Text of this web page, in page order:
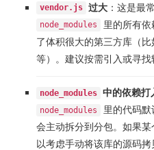
vendor.js 过大：这是最
node_modules
里的所有
了体积很大的第三方库（
等）。建议按需引入或寻找
node_modules 中的依赖打
node_modules 里的代码
会主动拆分到分包。如果
以考虑手动将该库的源码